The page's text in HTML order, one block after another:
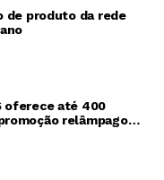
de produto da rede
oferece até 400
relâmpago